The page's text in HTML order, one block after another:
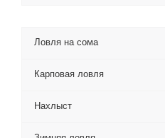
Ловля на сома
Карповая ловля
Нахлыст